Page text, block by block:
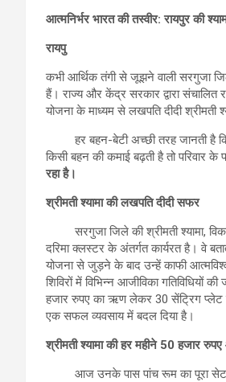
आत्मनिर्भर भारत की तस्वीर: रायपुर की
रायपु
कभी आर्थिक तंगी से जूझने वाली सरगुजा
हैं। राज्य और केंद्र सरकार द्वारा संचालित
योजना के माध्यम से लखपति दीदी
हर बहन-बेटी अच्छी तरह जानती है कि
किसी बहन की कमाई बढ़ती है तो
रहा है।
श्रीमती श्यामा की लखपति दीदी सफर
सरगुजा जिले की श्रीमती श्यामा,
दरिमा क्लस्टर के अंतर्गत कार्यरत है। वे
योजना से जुड़ने के बाद उन्हें काफी
शिविरों में विभिन्न आजीविका गतिविधियों
हजार रुपए का ऋण लेकर 30 सेंट्रिग
एक सफल व्यवसाय में बदल दिया है।
श्रीमती श्यामा की हर महीने 50 हजार
आज उनके पास पांच रूम का पूरा सेटअप